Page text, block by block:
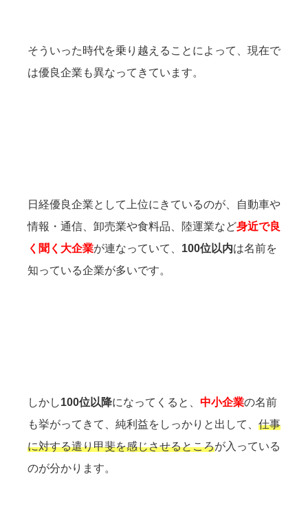
そういった時代を乗り越えることによって、現在で
は優良企業も異なってきています。
日経優良企業として上位にきているのが、自動車や
情報・通信、卸売業や食料品、陸運業など身近で良
く聞く大企業が連なっていて、 100位以内は名前を
知っている企業が多いです。
しかし100位以降になってくると、 中小企業の名前
も挙がってきて、純利益をしっかりと出して、 仕事
に対する遣り甲斐を感じさせるところが入っている
のが分かります。